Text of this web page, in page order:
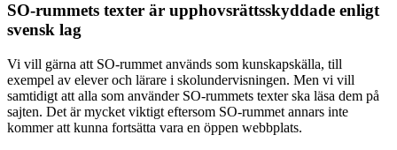
SO-rummets texter är upphovsrättsskyddade enligt
svensk lag
Vi vill gärna att SO-rummet används som kunskapskälla, till
exempel av elever och lärare i skolundervisningen. Men vi vill
samtidigt att alla som använder SO-rummets texter ska läsa dem på
sajten. Det är mycket viktigt eftersom SO-rummet annars inte
kommer att kunna fortsätta vara en öppen webbplats.